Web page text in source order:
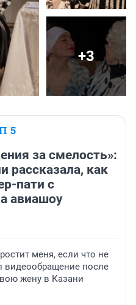
+3
5
за смелость»:
рассказала, как
пати с
авиашоу
меня, если что не
видеообращение после
жену в Казани